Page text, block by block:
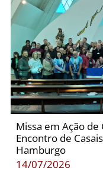
Missa em Ação de
Encontro de
Hamburgo
14/07/2026